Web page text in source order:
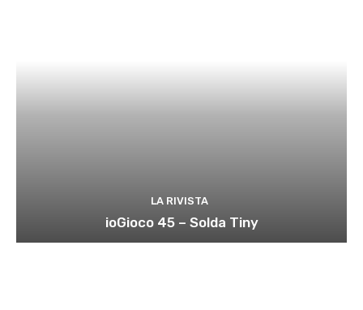
LA RIVISTA
ioGioco 45 – Solda Tiny